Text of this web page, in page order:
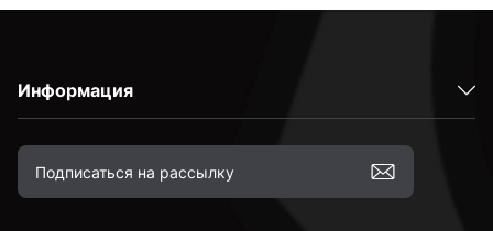
С неполной резьбой
к.п. 4,8
Информация